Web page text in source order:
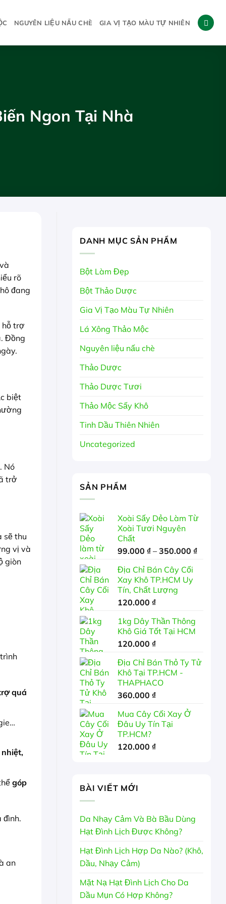
NGUYÊN LIỆU NẤU CHÈ GIA VỊ TẠO MÀU TỰ NHIÊN
Ngon Tại Nhà
rõ
đang
hỗ trợ
Đồng
biệt
Nó
trở
sẽ thu
vị và
giòn
quá
góp
đình.
an
DANH MỤC SẢN PHẨM
Bột Làm Đẹp
Bột Thảo Dược
Gia Vị Tạo Màu Tự Nhiên
Lá Xông Thảo Mộc
Nguyên liệu nấu chè
Thảo Dược
Thảo Dược Tươi
Thảo Mộc Sấy Khô
Tinh Dầu Thiên Nhiên
Uncategorized
SẢN PHẨM
Xoài Sấy Dẻo Làm Từ
Xoài Tươi Nguyên
Chất
99.000 ₫ – 350.000 ₫Khoảng
Địa Chỉ Bán Cây Cối
Xay Khô TP.HCM Uy
Tín, Chất Lượng
120.000 ₫
1kg Dây Thần Thông
Khô Giá Tốt Tại HCM
120.000 ₫
Địa Chỉ Bán Thỏ Ty Tử
Khô Tại TP.HCM -
THAPHACO
360.000 ₫
Mua Cây Cối Xay Ở
Đâu Uy Tín Tại
TP.HCM?
120.000 ₫
BÀI VIẾT MỚI
Da Nhạy Cảm Và Bà Bầu Dùng
Hạt Đình Lịch Được Không?
Hạt Đình Lịch Hợp Da Nào? (Khô,
Dầu, Nhạy Cảm)
Mặt Nạ Hạt Đình Lịch Cho Da
Dầu Mụn Có Hợp Không?